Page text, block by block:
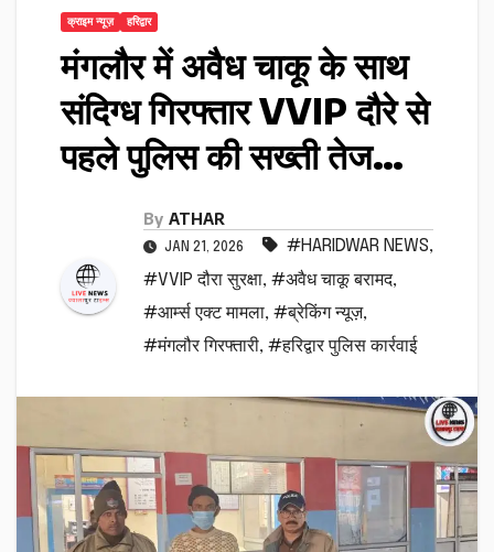
क्राइम न्यूज़ हरिद्वार
मंगलौर में अवैध चाकू के साथ
संदिग्ध गिरफ्तार VVIP दौरे से
पहले पुलिस की सख्ती तेज…
By ATHAR
JAN 21, 2026 #HARIDWAR NEWS,
#VVIP दौरा सुरक्षा, #अवैध चाकू बरामद,
#आर्म्स एक्ट मामला, #ब्रेकिंग न्यूज़,
#मंगलौर गिरफ्तारी, #हरिद्वार पुलिस कार्रवाई